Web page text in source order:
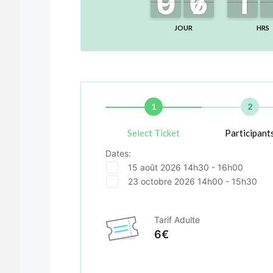
JOUR HRS
1
Select Ticket
2
Dates:
15 août 2026 14h30 - 16h00
23 octobre 2026 14h00 - 15h30
Tarif Adulte
6€